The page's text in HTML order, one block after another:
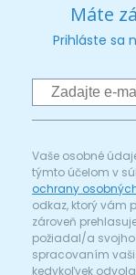
Máte
Prihláste sa
Vaše osobné
týmto účelom v
ochrany
odkaz, ktorý vám
zároveň
požiadal/a
spracovaním
kedykoľvek